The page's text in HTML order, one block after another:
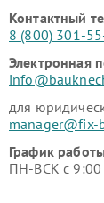
Контактный
8 (800) 301-
Электронная
для
manager@fix-
График
ПН-ВСК с 9:00